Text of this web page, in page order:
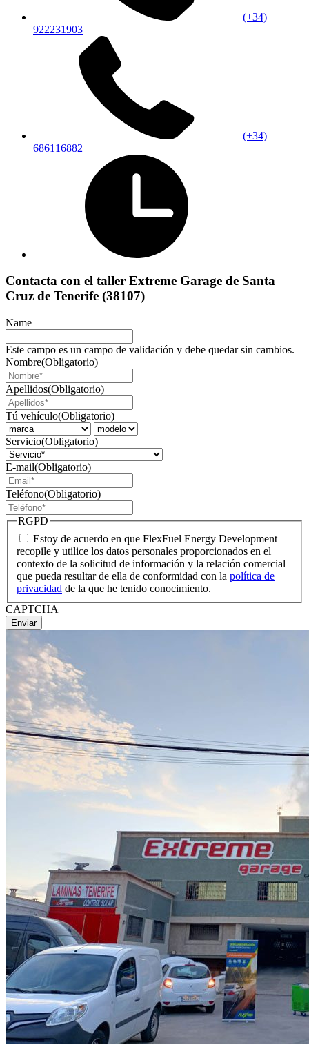
(+34)
922231903
(+34)
686116882
Contacta con el taller Extreme Garage de Santa
Cruz de Tenerife (38107)
Name
Este campo es un campo de validación y debe quedar sin cambios.
Nombre(Obligatorio)
Apellidos(Obligatorio)
Tú vehículo(Obligatorio)
Servicio(Obligatorio)
E-mail(Obligatorio)
Teléfono(Obligatorio)
RGPD
Estoy de acuerdo en que FlexFuel Energy Development
recopile y utilice los datos personales proporcionados en el
contexto de la solicitud de información y la relación comercial
que pueda resultar de ella de conformidad con la política de
privacidad de la que he tenido conocimiento.
CAPTCHA